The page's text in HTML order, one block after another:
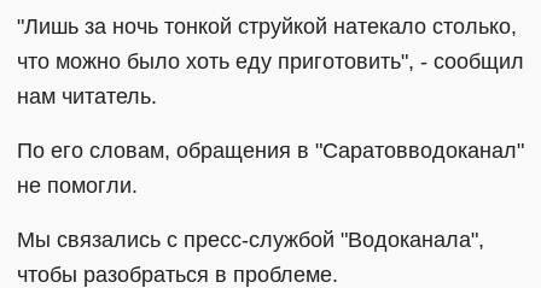
"Лишь за ночь тонкой струйкой натекало столько,
что можно было хоть еду приготовить", - сообщил
нам читатель.
По его словам, обращения в "Саратовводоканал"
не помогли.
Мы связались с пресс-службой "Водоканала",
чтобы разобраться в проблеме.